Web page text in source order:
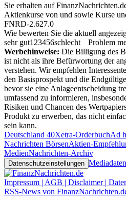
Sie erhalten auf
Aktienkurse von und sowie Kurse
FNRD-2.627.0
Wie bewerten Sie die aktuell
sehr gut1 23456schlecht
Problem
Werbehinweise: Die Billigung des
ist nicht als ihre Befürwortung der
verstehen. Wir empfehlen
den Basisprospekt und die
bevor sie eine Anlageentscheidung
umfassend zu informieren,
Risiken und Chancen des
Produkt zu erwerben, das nicht
sein kann.
Deutschland 40Xetra-OrderbuchAd
Nachrichten BörsenAktien-
MedienNachrichten-Archiv
Datenschutzeinstellungen Mediadaten
Impressum | AGB | Disclaimer |
RSS-News von